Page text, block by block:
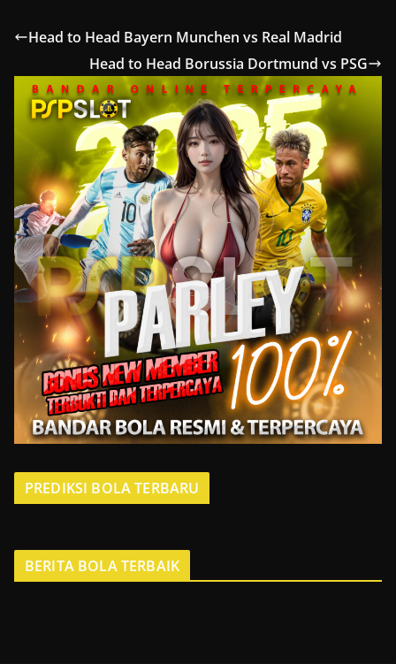
Head to Head Bayern Munchen vs Real Madrid
Head to Head Borussia Dortmund vs PSG
PREDIKSI BOLA TERBARU
BERITA BOLA TERBAIK